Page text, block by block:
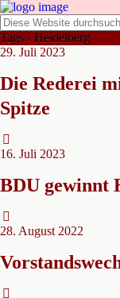
Tags › Heidelberg
29. Juli 2023
Die Rederei
Spitze
16. Juli 2023
BDU gewinnt
28. August 2022